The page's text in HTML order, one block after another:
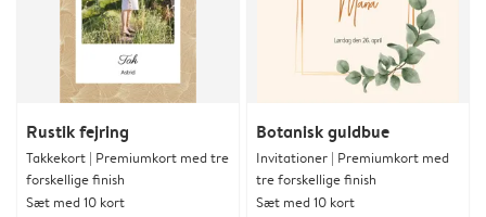
Rustik fejring
Takkekort | Premiumkort med tre
forskellige finish
Sæt med 10 kort
Botanisk guldbue
Invitationer | Premiumkort med
tre forskellige finish
Sæt med 10 kort